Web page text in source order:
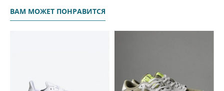
ВАМ МОЖЕТ ПОНРАВИТСЯ